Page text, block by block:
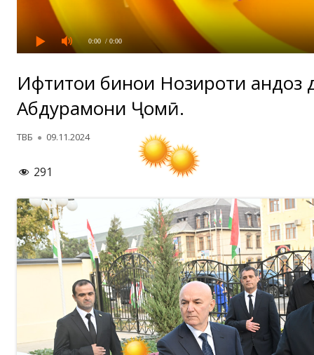
0:00 / 0:00
Ифтитоҳи бинои Нозироти андоз
Абдураҳмони Ҷомӣ.
Автор
ТВБ Опубликовано
09.11.2024
291